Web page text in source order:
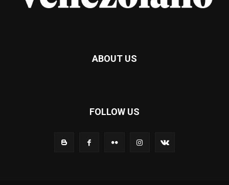
ABOUT US
FOLLOW US